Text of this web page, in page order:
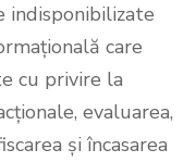
indisponibilizate
care
cu privire la
evaluarea,
și încasarea